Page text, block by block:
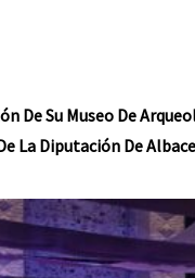
De Su Museo De
La Diputación De